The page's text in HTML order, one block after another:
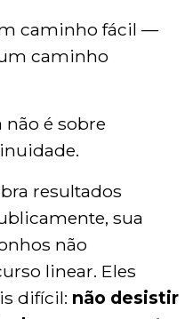
caminho fácil —
caminho
não é sobre
resultados
sua
não
linear. Eles
difícil: não desistir